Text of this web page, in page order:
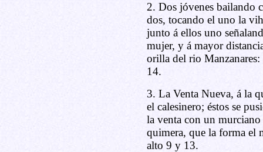
2. Dos jóvenes bailando
dos, tocando el uno la
junto á ellos uno
mujer, y á mayor
orilla del rio
14.
3. La Venta Nueva, á la
el calesinero; éstos se
la venta con un
quimera, que la forma el
alto 9 y 13.